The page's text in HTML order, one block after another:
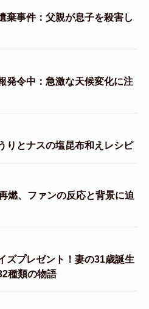
棄事件：父親が息子を殺害し
発令中：急激な天候変化に注
りとナスの塩昆布和えレシピ
燃、ファンの反応と背景に迫
ズプレゼント！妻の31歳誕生
種類の物語